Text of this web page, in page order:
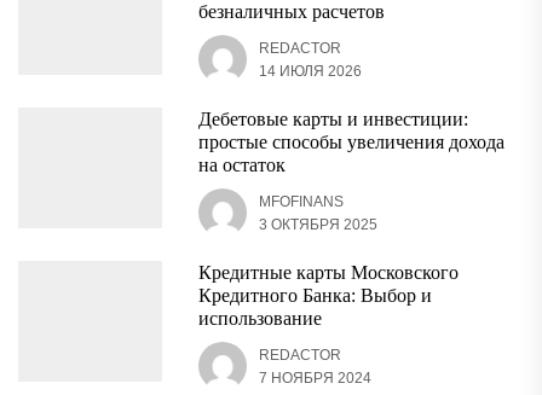
безналичных расчетов
REDACTOR
14 ИЮЛЯ 2026
Дебетовые карты и инвестиции:
простые способы увеличения дохода
на остаток
MFOFINANS
3 ОКТЯБРЯ 2025
Кредитные карты Московского
Кредитного Банка: Выбор и
использование
REDACTOR
7 НОЯБРЯ 2024